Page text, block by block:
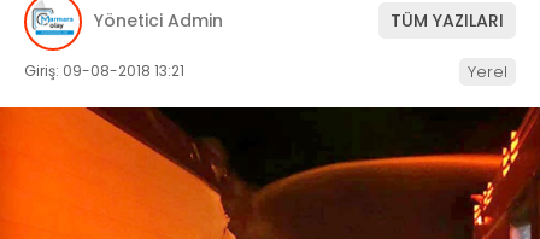
Yönetici Admin TÜM YAZILARI
Giriş: 09-08-2018 13:21 Yerel